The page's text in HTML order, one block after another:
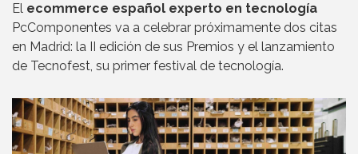
El ecommerce español experto en tecnología
PcComponentes va a celebrar próximamente dos citas
en Madrid: la II edición de sus Premios y el lanzamiento
de Tecnofest, su primer festival de tecnología.